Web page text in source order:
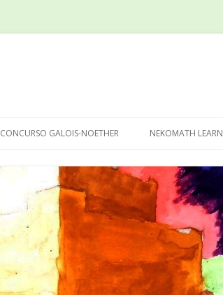
al
CONCURSO GALOIS-NOETHER NEKOMATH LEARN